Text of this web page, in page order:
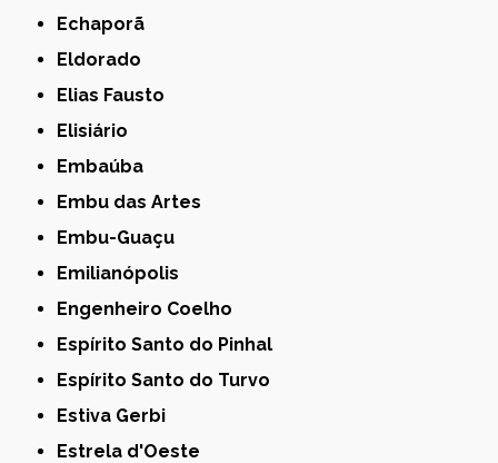
Echaporã
Eldorado
Elias Fausto
Elisiário
Embaúba
Embu das Artes
Embu-Guaçu
Emilianópolis
Engenheiro Coelho
Espírito Santo do Pinhal
Espírito Santo do Turvo
Estiva Gerbi
Estrela d'Oeste